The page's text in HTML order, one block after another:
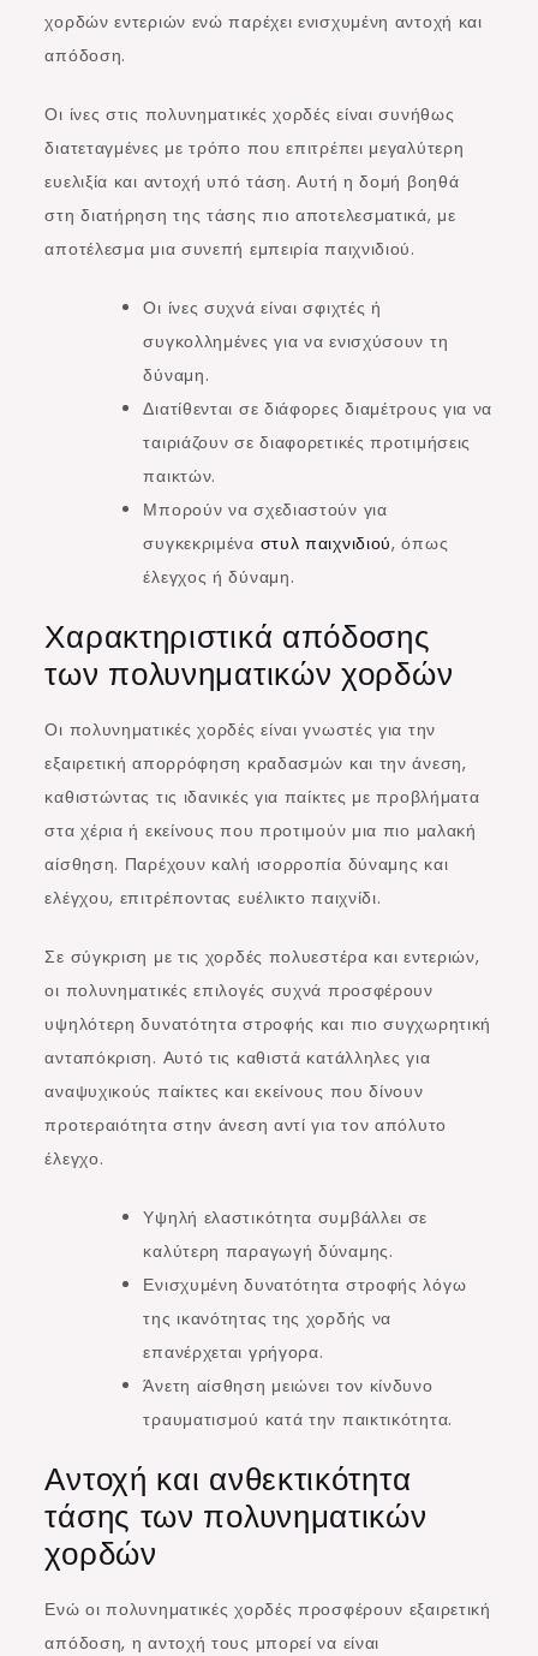
χορδών εντεριών ενώ παρέχει ενισχυμένη αντοχή και
απόδοση.
Οι ίνες στις πολυνηματικές χορδές είναι συνήθως
διατεταγμένες με τρόπο που επιτρέπει μεγαλύτερη
ευελιξία και αντοχή υπό τάση. Αυτή η δομή βοηθά
στη διατήρηση της τάσης πιο αποτελεσματικά, με
αποτέλεσμα μια συνεπή εμπειρία παιχνιδιού.
Οι ίνες συχνά είναι σφιχτές ή
συγκολλημένες για να ενισχύσουν τη
δύναμη.
Διατίθενται σε διάφορες διαμέτρους για να
ταιριάζουν σε διαφορετικές προτιμήσεις
παικτών.
Μπορούν να σχεδιαστούν για
συγκεκριμένα στυλ παιχνιδιού, όπως
έλεγχος ή δύναμη.
Χαρακτηριστικά απόδοσης
των πολυνηματικών χορδών
Οι πολυνηματικές χορδές είναι γνωστές για την
εξαιρετική απορρόφηση κραδασμών και την άνεση,
καθιστώντας τις ιδανικές για παίκτες με προβλήματα
στα χέρια ή εκείνους που προτιμούν μια πιο μαλακή
αίσθηση. Παρέχουν καλή ισορροπία δύναμης και
ελέγχου, επιτρέποντας ευέλικτο παιχνίδι.
Σε σύγκριση με τις χορδές πολυεστέρα και εντεριών,
οι πολυνηματικές επιλογές συχνά προσφέρουν
υψηλότερη δυνατότητα στροφής και πιο συγχωρητική
ανταπόκριση. Αυτό τις καθιστά κατάλληλες για
αναψυχικούς παίκτες και εκείνους που δίνουν
προτεραιότητα στην άνεση αντί για τον απόλυτο
έλεγχο.
Υψηλή ελαστικότητα συμβάλλει σε
καλύτερη παραγωγή δύναμης.
Ενισχυμένη δυνατότητα στροφής λόγω
της ικανότητας της χορδής να
επανέρχεται γρήγορα.
Άνετη αίσθηση μειώνει τον κίνδυνο
τραυματισμού κατά την παικτικότητα.
Αντοχή και ανθεκτικότητα
τάσης των πολυνηματικών
χορδών
Ενώ οι πολυνηματικές χορδές προσφέρουν εξαιρετική
απόδοση, η αντοχή τους μπορεί να είναι